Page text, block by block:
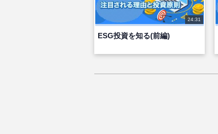
24:31
ESG投資を知る(前編)